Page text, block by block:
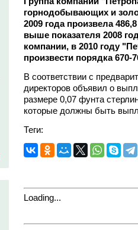
горнодобывающих и
2009 года произвела
выше показателя 2008
компании, в 2010 году
произвести порядка 670-
В соответствии с
директоров объявил о
размере 0,07 фунта
которые должны быть
Теги:
Loading...